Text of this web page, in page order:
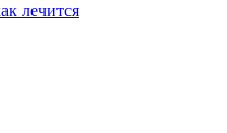
лечится